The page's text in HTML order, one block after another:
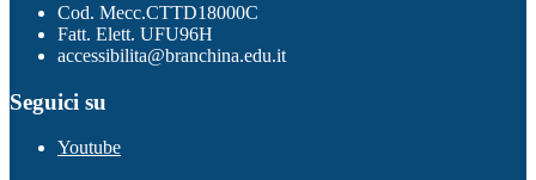
Cod. Mecc.CTTD18000C
Fatt. Elett. UFU96H
accessibilita@branchina.edu.it
Seguici su
Youtube